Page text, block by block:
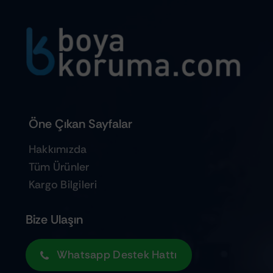
Öne Çıkan Sayfalar
Hakkımızda
Tüm Ürünler
Kargo Bilgileri
Bize Ulaşın
Whatsapp Destek Hattı